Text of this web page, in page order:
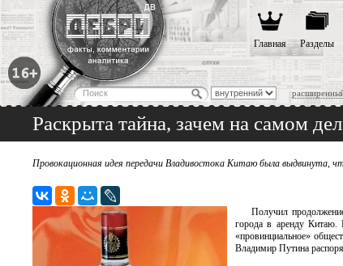
Главная Разделы
Раскрыта тайна, зачем на самом
Провокационная идея передачи Владивостока Китаю была выдвинута,
Получил
города в аренду Китаю.
«провинциальное»
Владимир Путина